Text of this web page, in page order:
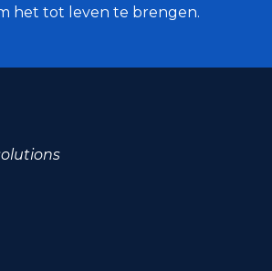
het tot leven te brengen.